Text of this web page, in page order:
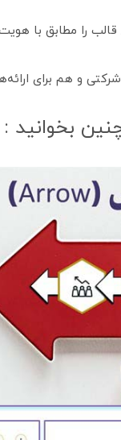
قالب را مطابق با
و هم برای
بخوانید :